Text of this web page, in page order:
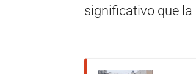
significativo que la